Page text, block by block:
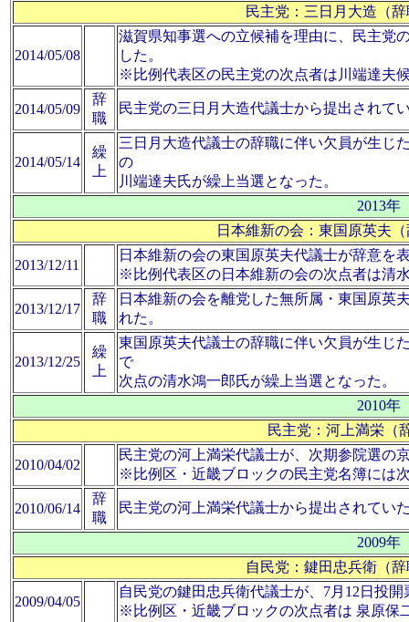
民主党：三日月大造（
2014/05/08
滋賀県知事選への立候補を理由に、民主党
した。
※比例代表区の民主党の次点者は川端達夫
2014/05/09
辞
職
民主党の三日月大造代議士から提出されて
2014/05/14
繰
上
三日月大造代議士の辞職に伴い欠員が生じ
の
川端達夫氏が繰上当選となった。
2013年
日本維新の会：東国原英夫
2013/12/11
日本維新の会の東国原英夫代議士が辞意を
※比例代表区の日本維新の会の次点者は清
2013/12/17
辞
職
日本維新の会を離党した無所属・東国原英
れた。
2013/12/25
繰
上
東国原英夫代議士の辞職に伴い欠員が生じ
で
次点の清水鴻一郎氏が繰上当選となった。
2010年
民主党：河上満栄（
2010/04/02
民主党の河上満栄代議士が、次期参院選の
※比例区・近畿ブロックの民主党名簿には
2010/06/14
辞
職
民主党の河上満栄代議士から提出されてい
2009年
自民党：鍵田忠兵衛（
2009/04/05
自民党の鍵田忠兵衛代議士が、7月12日投
※比例区・近畿ブロックの次点者は 泉原保